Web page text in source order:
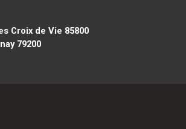
Croix de Vie 85800
79200